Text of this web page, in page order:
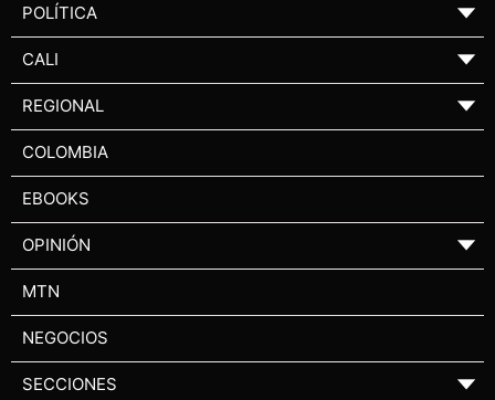
POLÍTICA ▼
CALI ▼
REGIONAL ▼
COLOMBIA
EBOOKS
OPINIÓN ▼
MTN
NEGOCIOS
SECCIONES ▼